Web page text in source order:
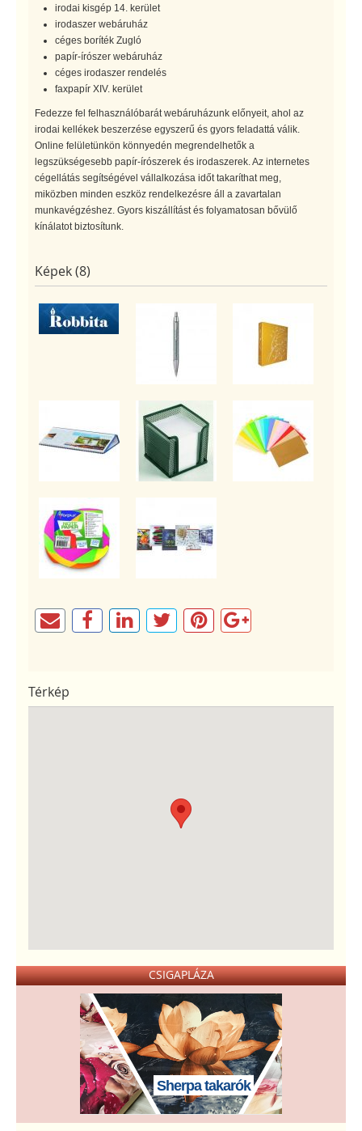
irodai kisgép 14. kerület
irodaszer webáruház
céges boríték Zugló
papír-írószer webáruház
céges irodaszer rendelés
faxpapír XIV. kerület
Fedezze fel felhasználóbarát webáruházunk előnyeit, ahol az
irodai kellékek beszerzése egyszerű és gyors feladattá válik.
Online felületünkön könnyedén megrendelhetők a
legszükségesebb papír-írószerek és irodaszerek. Az internetes
cégellátás segítségével vállalkozása időt takaríthat meg,
miközben minden eszköz rendelkezésre áll a zavartalan
munkavégzéshez. Gyors kiszállítást és folyamatosan bővülő
kínálatot biztosítunk.
Képek (8)
Térkép
CSIGAPLÁZA
Sherpa takarók